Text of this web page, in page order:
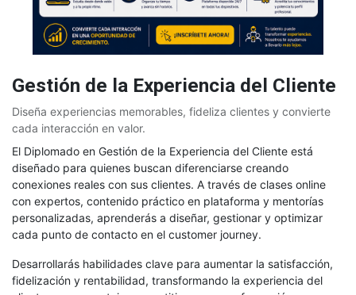
Gestión de la Experiencia del Cliente
Diseña experiencias memorables, fideliza clientes y convierte
cada interacción en valor.
El Diplomado en Gestión de la Experiencia del Cliente está
diseñado para quienes buscan diferenciarse creando
conexiones reales con sus clientes. A través de clases online
con expertos, contenido práctico en plataforma y mentorías
personalizadas, aprenderás a diseñar, gestionar y optimizar
cada punto de contacto en el customer journey.
Desarrollarás habilidades clave para aumentar la satisfacción,
fidelización y rentabilidad, transformando la experiencia del